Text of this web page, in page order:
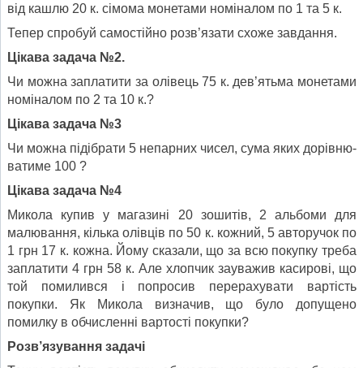
від кашлю 20 к. сімома монетами номіналом по 1 та 5 к.
Тепер спробуй самостійно розв’язати схоже завдання.
Цікава задача №2.
Чи можна заплатити за олівець 75 к. дев’ятьма монетами
номі­налом по 2 та 10 к.?
Цікава задача №3
Чи можна підібрати 5 непарних чисел, сума яких дорівню­
ватиме 100 ?
Цікава задача №4
Микола купив у магазині 20 зошитів, 2 альбоми для
малювання, кілька олівців по 50 к. кожний, 5 авторучок по
1 грн 17 к. кожна. Йому сказали, що за всю покупку треба
заплатити 4 грн 58 к. Але хлопчик заува­жив касирові, що
той помилився і попро­сив перерахувати вартість
покупки. Як Микола визначив, що було допущено
помилку в обчисленні вартості покупки?
Розв’язування задачі